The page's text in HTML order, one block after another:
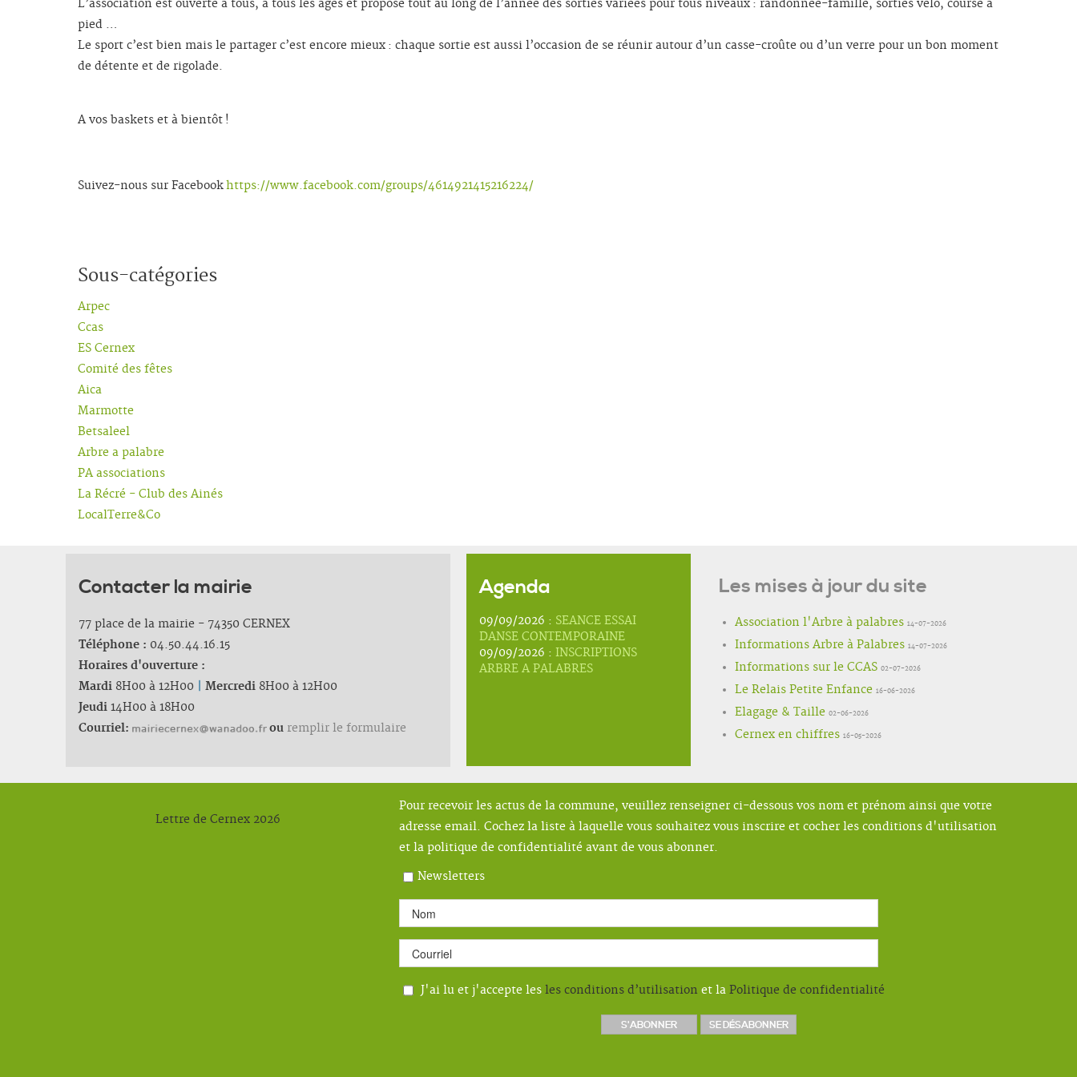
L’association est ouverte à tous, à tous les âges et propose tout au long de l’année des sorties variées pour tous niveaux : randonnée-famille, sorties vélo, course à
pied …
Le sport c’est bien mais le partager c’est encore mieux : chaque sortie est aussi l’occasion de se réunir autour d’un casse-croûte ou d’un verre pour un bon moment
de détente et de rigolade.
A vos baskets et à bientôt !
Suivez-nous sur Facebookhttps://www.facebook.com/groups/4614921415216224/
Sous-catégories
Arpec
Ccas
ES Cernex
Comité des fêtes
Aica
Marmotte
Betsaleel
Arbre a palabre
PA associations
La Récré - Club des Ainés
LocalTerre&Co
Contacter la mairie
77 place de la mairie - 74350 CERNEX
Téléphone : 04.50.44.16.15
Horaires d'ouverture :
Mardi 8H00 à 12H00 Mercredi 8H00 à 12H00
Jeudi 14H00 à 18H00
Courriel:
ou remplir le formulaire
Agenda
09/09/2026 : SEANCE ESSAI
DANSE CONTEMPORAINE
09/09/2026 : INSCRIPTIONS
ARBRE A PALABRES
Les mises à jour du site
Association l'Arbre à palabres 14-07-2026
Informations Arbre à Palabres 14-07-2026
Informations sur le CCAS 02-07-2026
Le Relais Petite Enfance 16-06-2026
Elagage & Taille 02-06-2026
Cernex en chiffres 16-05-2026
Lettre de Cernex 2026
Pour recevoir les actus de la commune, veuillez renseigner ci-dessous vos nom et prénom ainsi que votre
adresse email. Cochez la liste à laquelle vous souhaitez vous inscrire et cocher les conditions d'utilisation
et la politique de confidentialité avant de vous abonner.
Newsletters
J'ai lu et j'accepte les les conditions d’utilisation et la Politique de confidentialité